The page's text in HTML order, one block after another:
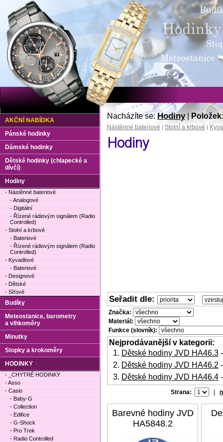
Nacházíte se:Hodiny|
Nástěnné bateriové | Stolní a krbové |
Hodiny
Seřadit dle:
Značka:
Materiál:
Funkce (slovník):
Nejprodávanější v kategorii:
Dětské hodiny JVD HA46.3
Dětské hodiny JVD HA46.2
Dětské hodiny JVD HA46.4
Strana:
Barevné hodiny JVD
HA5848.2
AKČNÍ NABÍDKA
Pánské hodinky
Dámské hodinky
Dětské hodinky (chlapecké a
dívčí)
Hodiny
- Nástěnné bateriové
- Analogové
- Digitální
- Řízené rádiovým signálem (Radio
Controlled)
- Stolní a krbové
- Bateriové
- Řízené rádiovým signálem (Radio
Controlled)
- Kyvadlové
- Bateriové
- Designové
- Dětské
- Síťové
Budíky
Meteostanice, barometry
a vlhkoměry
Minutky
Stopky a krokoměry
HODINKY
- _CHYTRÉ HODINKY
- Asso
- Casio
- Baby-G
- Collection
- Edifice
- G-Shock
- Pro Trek
- Radio Controlled